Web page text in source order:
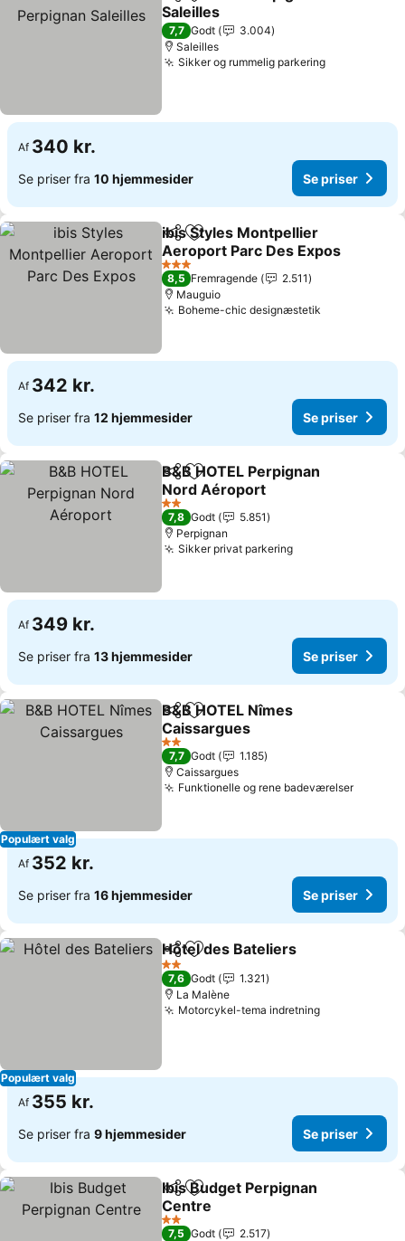
Saleilles
Se priser
7,7 Godt
3.004
Saleilles
Sikker og rummelig parkeringSe priser
Af 340 kr.
Se priser fra 10 hjemmesider Se priser
Del Føj til favoritter
ibis Styles Montpellier
Aeroport Parc Des Expos
Se priser
3 Stjerner
8,5 Fremragende
2.511
Mauguio
Boheme-chic designæstetik
Af 342 kr.
Se priser fra 12 hjemmesider Se priser
Del Føj til favoritter
B&B HOTEL Perpignan
Nord Aéroport
Se priser
2 Stjerner
7,8 Godt
5.851
Perpignan
Sikker privat parkeringSe priser
Af 349 kr.
Se priser fra 13 hjemmesider Se priser
Populært valg
Del Føj til favoritter
B&B HOTEL Nîmes
Caissargues
Se priser
2 Stjerner
7,7 Godt
1.185
Caissargues
Funktionelle og rene badeværelserSe
Af 352 kr.
Se priser fra 16 hjemmesider Se priser
Populært valg
Del Føj til favoritter
Hôtel des Bateliers
2 Stjerner
7,6 Godt
1.321
La Malène
Motorcykel-tema indretningSe priser
Af 355 kr.
Se priser fra 9 hjemmesider Se priser
Del Føj til favoritter
Ibis Budget Perpignan
Centre
Se priser
2 Stjerner
7,5 Godt
2.517